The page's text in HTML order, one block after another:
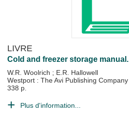
LIVRE
Cold and freezer storage manual.
W.R. Woolrich ; E.R. Hallowell
Westport : The Avi Publishing Company
338 p.
Plus d'information...